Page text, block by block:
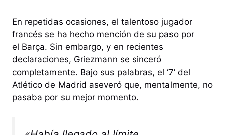
En repetidas ocasiones, el talentoso jugador
francés se ha hecho mención de su paso por
el Barça. Sin embargo, y en recientes
declaraciones, Griezmann se sinceró
completamente. Bajo sus palabras, el ‘7’ del
Atlético de Madrid aseveró que, mentalmente, no
pasaba por su mejor momento.